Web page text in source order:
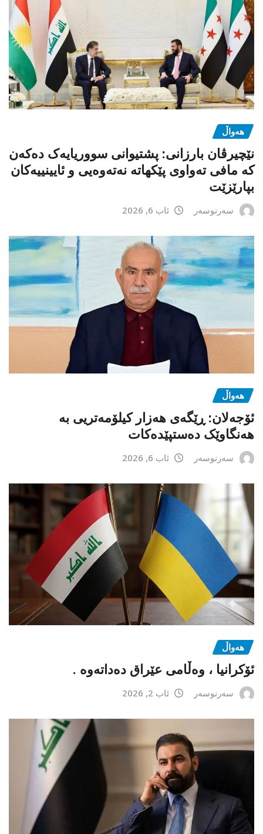
هەواڵ
نێچیرڤان بارزانی: پشتیوانی سووریایەک دەکەن
کە مافی تەواوی پێکهاتە نەتەوەیی و ئایینییەکان
بپارێزێت
سەرنوسەر ئاب 6, 2026
هەواڵ
ئۆجەلان: ڕێگەی هەزار کیلۆمەتریی بە
هەنگاوێک دەستپێدەکات
سەرنوسەر ئاب 6, 2026
هەواڵ
ئۆکرانیا ، وەڵامی عێراق دەداتەوە .
سەرنوسەر ئاب 2, 2026